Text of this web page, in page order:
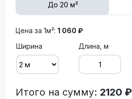
До 20 м²
Цена за 1м²: 1 060 ₽
Ширина
Длина, м
Итого на сумму: 2120 ₽